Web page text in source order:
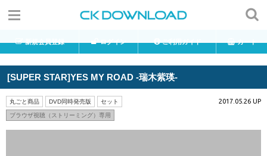
新規会員登録 ログイン ご利用ガイド カート
[SUPER STAR]YES MY ROAD -瑞木紫瑛-
丸ごと商品 DVD同時発売版 セット
ブラウザ視聴（ストリーミング）専用
2017.05.26 UP